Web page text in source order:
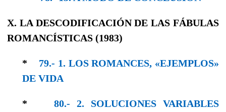
X. LA DESCODIFICACIÓN DE LAS FÁBULAS
ROMANCÍSTICAS (1983)
* 79.- 1. LOS ROMANCES, «EJEMPLOS»
DE VIDA
* 80.- 2. SOLUCIONES VARIABLES